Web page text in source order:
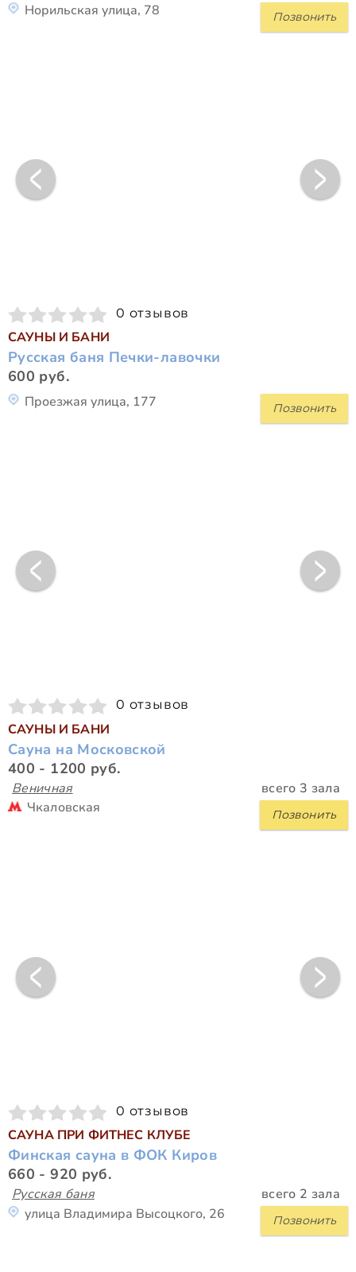
Позвонить
Норильская улица, 78
0 отзывов
САУНЫ И БАНИ
Русская баня Печки-лавочки
600 руб.
Позвонить
Проезжая улица, 177
0 отзывов
САУНЫ И БАНИ
Сауна на Московской
400 - 1200 руб.
Веничная всего 3 зала
Позвонить
Чкаловская
0 отзывов
САУНА ПРИ ФИТНЕС КЛУБЕ
Финская сауна в ФОК Киров
660 - 920 руб.
Русская баня всего 2 зала
Позвонить
улица Владимира Высоцкого, 26